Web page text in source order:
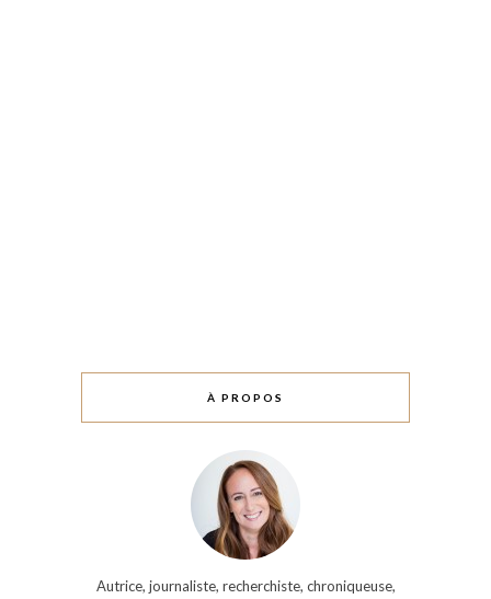
À PROPOS
Autrice, journaliste, recherchiste, chroniqueuse,